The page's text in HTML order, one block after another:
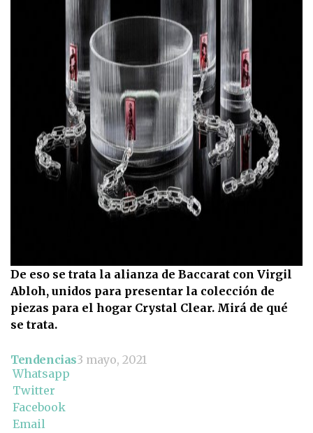
De eso se trata la alianza de Baccarat con Virgil
Abloh, unidos para presentar la colección de
piezas para el hogar Crystal Clear. Mirá de qué
se trata.
Tendencias3 mayo, 2021
Whatsapp
Twitter
Facebook
Email